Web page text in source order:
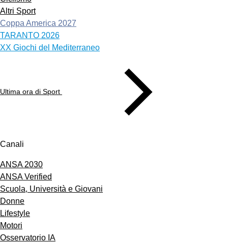
Altri Sport
Coppa America 2027
TARANTO 2026
XX Giochi del Mediterraneo
Ultima ora di Sport
Canali
ANSA 2030
ANSA Verified
Scuola, Università e Giovani
Donne
Lifestyle
Motori
Osservatorio IA